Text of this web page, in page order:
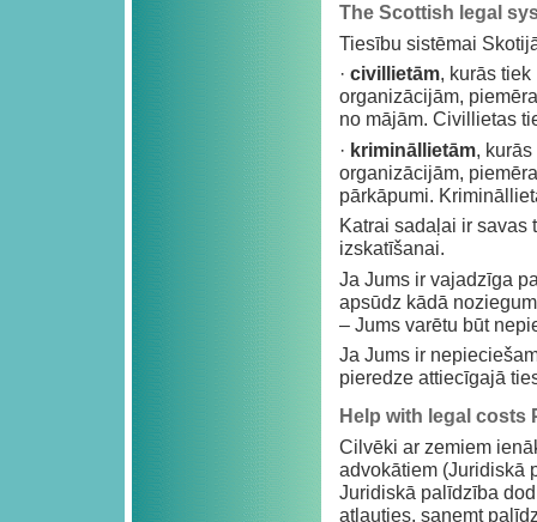
The Scottish legal
Tiesību sistēmai
· civillietām, kurās
organizācijām,
no mājām. Civillietas
· krimināllietām,
organizācijām,
pārkāpumi.
Katrai sadaļai ir savas
izskatīšanai.
Ja Jums ir vajadzīga
apsūdz kādā
– Jums varētu būt
Ja Jums ir
pieredze attiecīgajā
Help with legal costs
Cilvēki ar zemiem
advokātiem (Juridiskā
Juridiskā palīdzība
atļauties, saņemt